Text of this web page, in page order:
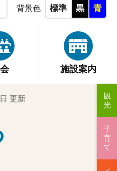
背景色 標準 黒 青
施設案内
更新
観
光
子
育
て